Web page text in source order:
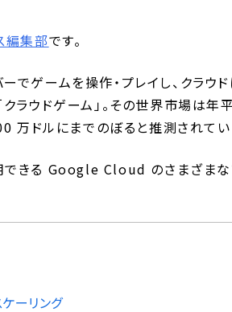
編集部です。
でゲームを操作・プレイし、クラウ
クラウドゲーム」。その世界市場は
ドルにまでのぼると推測されてい
きる Google Cloud のさまざまな
ーリング